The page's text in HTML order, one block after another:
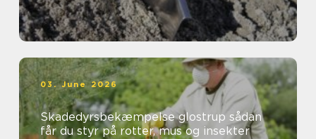
03. June 2026
Skadedyrsbekæmpelse glostrup sådan
får du styr på rotter, mus og insekter